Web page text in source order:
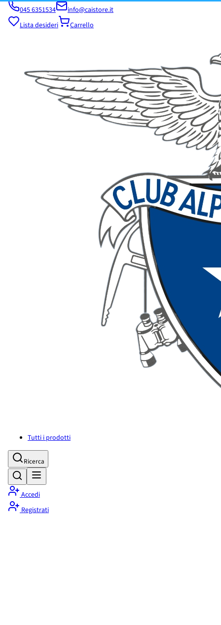
045 6351534
info@caistore.it
Lista desideri
Carrello
Tutti i prodotti
Ricerca
Accedi
Registrati